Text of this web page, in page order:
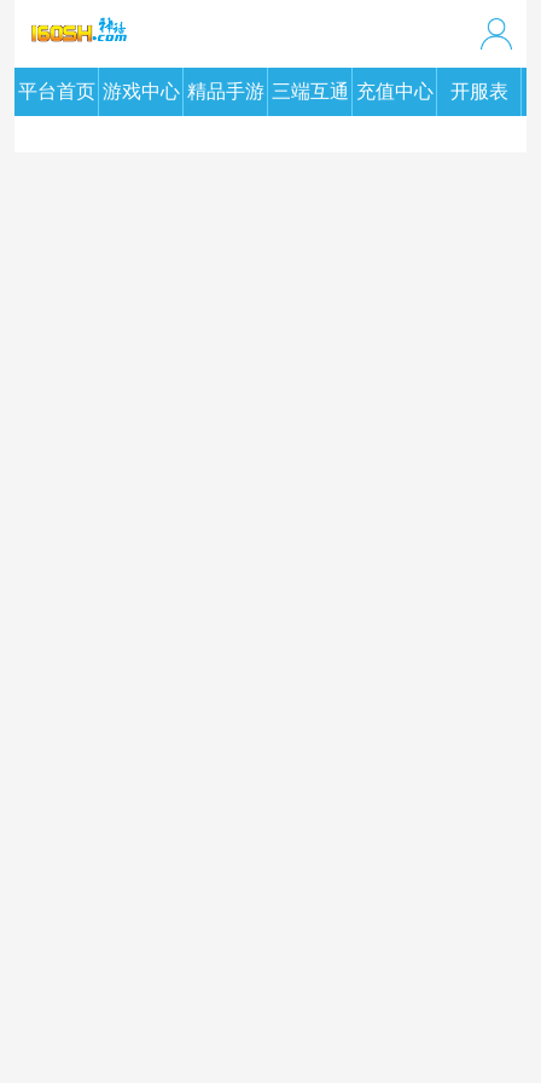
平台首页 游戏中心 精品手游 三端互通 充值中心 开服表